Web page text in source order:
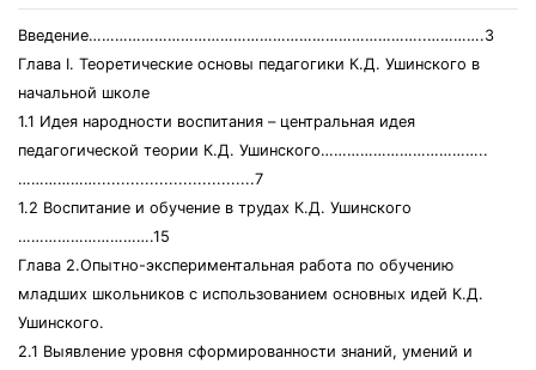
Введение…………………………………………………………………..………….3
Глава I. Теоретические основы педагогики К.Д. Ушинского в
начальной школе
1.1 Идея народности воспитания – центральная идея
педагогической теории К.Д. Ушинского………………………………..
……………….................................7
1.2 Воспитание и обучение в трудах К.Д. Ушинского
………………………….15
Глава 2.Опытно-экспериментальная работа по обучению
младших школьников с использованием основных идей К.Д.
Ушинского.
2.1 Выявление уровня сформированности знаний, умений и